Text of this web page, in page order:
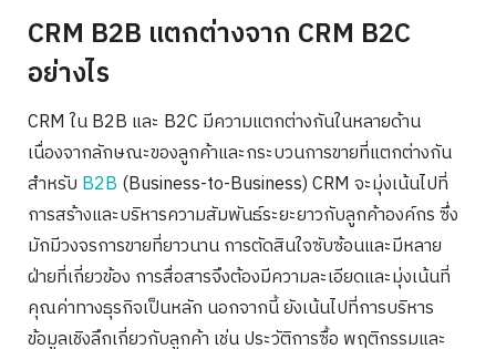
CRM B2B แตกต่างจาก CRM B2C
อย่างไร
CRM ใน B2B และ B2C มีความแตกต่างกันในหลายด้าน
เนื่องจากลักษณะของลูกค้าและกระบวนการขายที่แตกต่างกัน
สำหรับ B2B (Business-to-Business) CRM จะมุ่งเน้นไปที่
การสร้างและบริหารความสัมพันธ์ระยะยาวกับลูกค้าองค์กร ซึ่ง
มักมีวงจรการขายที่ยาวนาน การตัดสินใจซับซ้อนและมีหลาย
ฝ่ายที่เกี่ยวข้อง การสื่อสารจึงต้องมีความละเอียดและมุ่งเน้นที่
คุณค่าทางธุรกิจเป็นหลัก นอกจากนี้ ยังเน้นไปที่การบริหาร
ข้อมูลเชิงลึกเกี่ยวกับลูกค้า เช่น ประวัติการซื้อ พฤติกรรมและ